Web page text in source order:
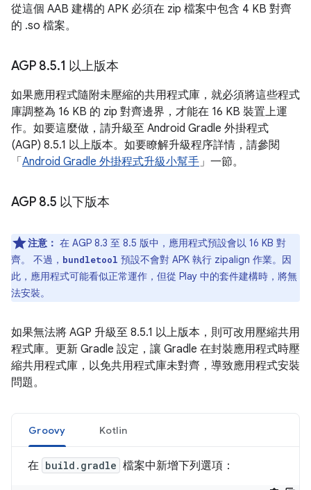
從這個 AAB 建構的 APK 必須在 zip 檔案中包含 4 KB 對齊
的 .so 檔案。
AGP 8.5.1 以上版本
如果應用程式隨附未壓縮的共用程式庫，就必須將這些程式
庫調整為 16 KB 的 zip 對齊邊界，才能在 16 KB 裝置上運
作。如要這麼做，請升級至 Android Gradle 外掛程式
(AGP) 8.5.1 以上版本。如要瞭解升級程序詳情，請參閱
「Android Gradle 外掛程式升級小幫手 」一節。
AGP 8.5 以下版本
注意： 在 AGP 8.3 至 8.5 版中，應用程式預設會以 16 KB 對
齊。 不過， bundletool 預設不會對 APK 執行 zipalign 作業。因
此，應用程式可能看似正常運作，但從 Play 中的套件建構時，將無
法安裝。
如果無法將 AGP 升級至 8.5.1 以上版本，則可改用壓縮共用
程式庫。更新 Gradle 設定，讓 Gradle 在封裝應用程式時壓
縮共用程式庫，以免共用程式庫未對齊，導致應用程式安裝
問題。
Groovy Kotlin
在 build.gradle 檔案中新增下列選項：